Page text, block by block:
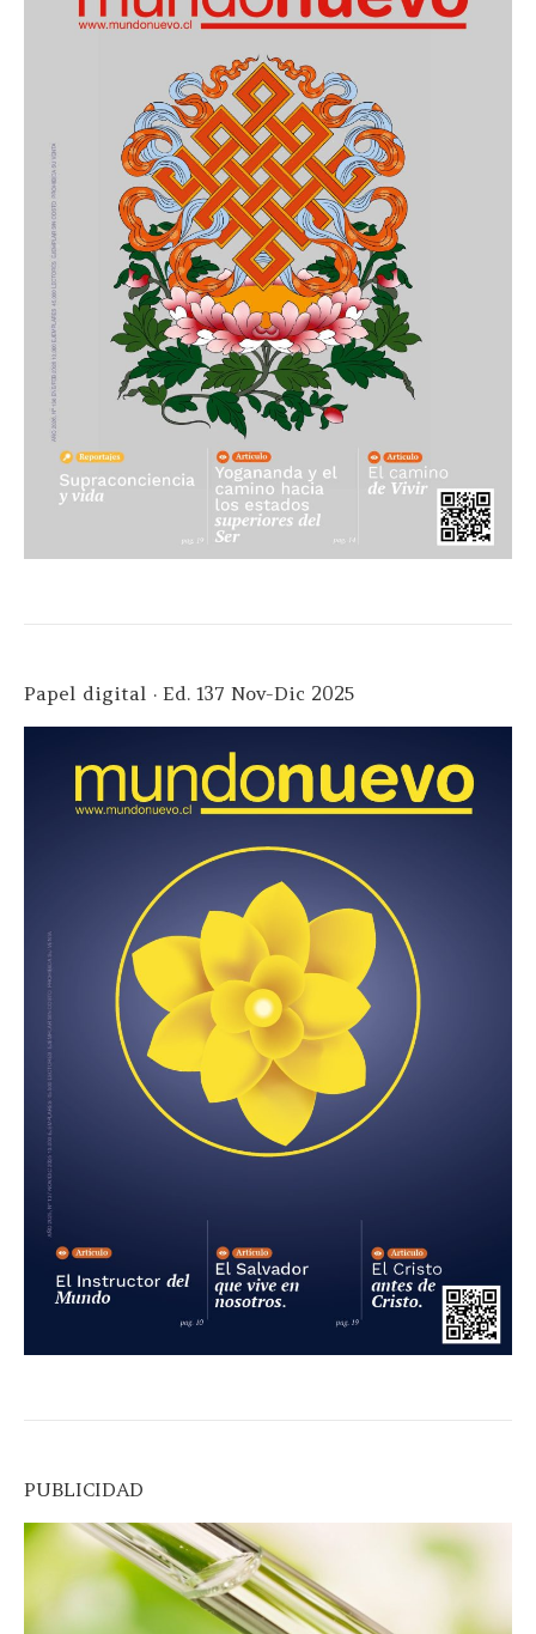
Papel digital · Ed. 137 Nov-Dic 2025
PUBLICIDAD